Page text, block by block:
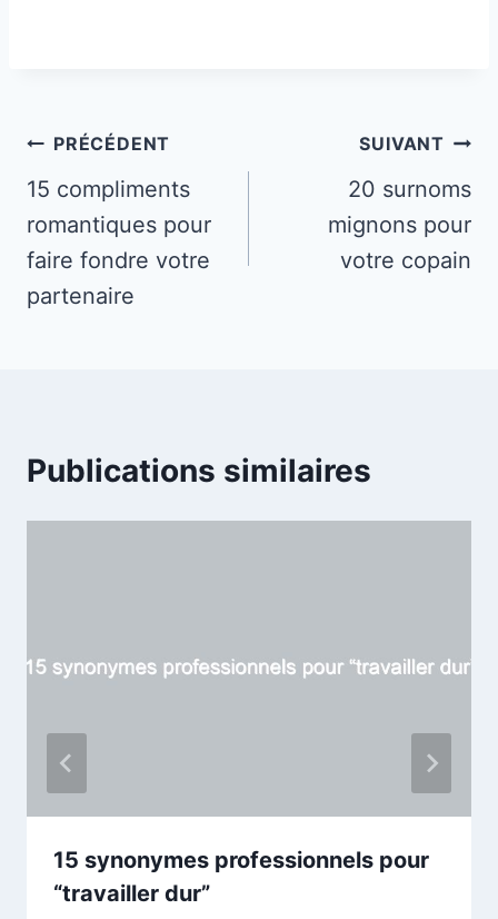
Navigation
de
l’article
PRÉCÉDENT
15 compliments
romantiques pour
faire fondre votre
partenaire
SUIVANT
20 surnoms
mignons pour
votre copain
Publications similaires
15 synonymes professionnels pour
“travailler dur”